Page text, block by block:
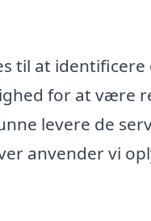
til at
for at være
levere de
anvender vi